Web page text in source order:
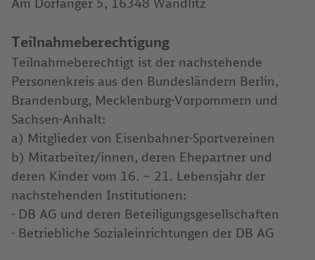
Teilnahmeberechtigung
Teilnahmeberechtigt ist der nachstehende
Personenkreis aus den Bundesländern Berlin,
Brandenburg, Mecklenburg-Vorpommern und
Sachsen-Anhalt:
a) Mitglieder von Eisenbahner-Sportvereinen
b) Mitarbeiter/innen, deren Ehepartner und
deren Kinder vom 16. – 21. Lebensjahr der
nachstehenden Institutionen:
- DB AG und deren Beteiligungsgesellschaften
- Betriebliche Sozialeinrichtungen der DB AG